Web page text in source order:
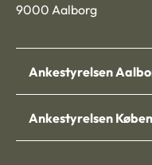
9000 Aalborg
Ankestyrelsen
Ankestyrelsen